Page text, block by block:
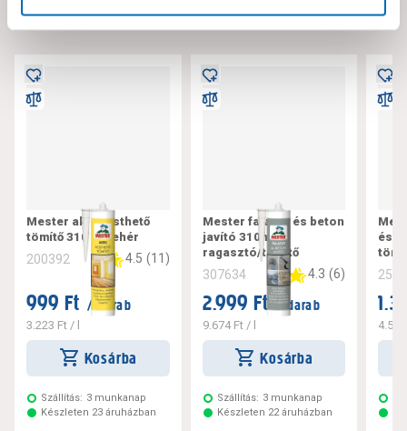
Mester akril festhető
tömítő 310 ml fehér
200392 4.5 (11 )
999 Ft / darab
3.223 Ft / l
Kosárba
Szállítás: 3 munkanap
Készleten 23 áruházban
Mester falazat és beton
javító 310ml,
ragasztó/tömítő
307634 4.3 (6)
2.999 Ft / darab
9.674 Ft/ l
Kosárba
Szállítás: 3 munkanap
Készleten 22 áruházban
és